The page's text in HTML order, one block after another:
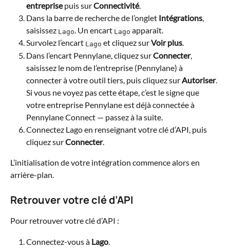
entreprise puis sur Connectivité.
Dans la barre de recherche de l’onglet Intégrations,
saisissez Lago. Un encart Lago apparaît.
Survolez l’encart Lago et cliquez sur Voir plus.
Dans l’encart Pennylane, cliquez sur Connecter,
saisissez le nom de l’entreprise (Pennylane) à
connecter à votre outil tiers, puis cliquez sur Autoriser.
Si vous ne voyez pas cette étape, c’est le signe que
votre entreprise Pennylane est déjà connectée à
Pennylane Connect — passez à la suite.
Connectez Lago en renseignant votre clé d’API, puis
cliquez sur Connecter.
L’initialisation de votre intégration commence alors en
arrière-plan.
Retrouver votre clé d’API
Pour retrouver votre clé d’API :
Connectez-vous à Lago